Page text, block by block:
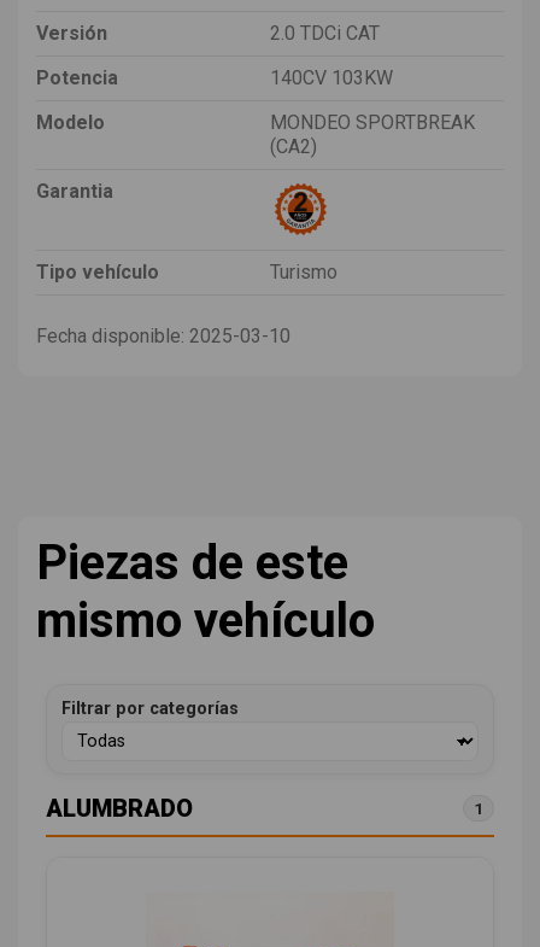
Versión
2.0 TDCi CAT
Potencia
140CV 103KW
Modelo
MONDEO SPORTBREAK
(CA2)
Garantia
Tipo vehículo Turismo
Fecha disponible: 2025-03-10
Piezas de este
mismo vehículo
Filtrar por categorías
ALUMBRADO 1